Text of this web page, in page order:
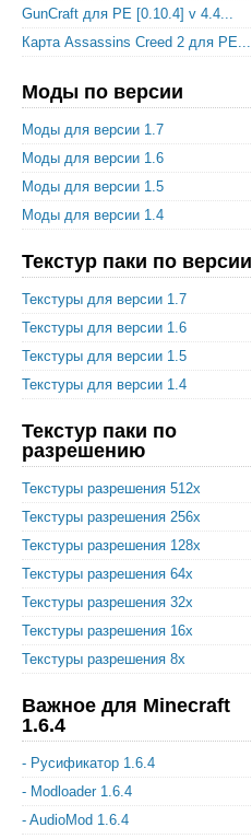
GunCraft для PE [0.10.4] v 4.4...
Карта Assassins Creed 2 для PE...
Моды по версии
Моды для версии 1.7
Моды для версии 1.6
Моды для версии 1.5
Моды для версии 1.4
Текстур паки по версии
Текстуры для версии 1.7
Текстуры для версии 1.6
Текстуры для версии 1.5
Текстуры для версии 1.4
Текстур паки по
разрешению
Текстуры разрешения 512x
Текстуры разрешения 256x
Текстуры разрешения 128x
Текстуры разрешения 64x
Текстуры разрешения 32x
Текстуры разрешения 16x
Текстуры разрешения 8x
Важное для Minecraft
1.6.4
- Русификатор 1.6.4
- Modloader 1.6.4
- AudioMod 1.6.4